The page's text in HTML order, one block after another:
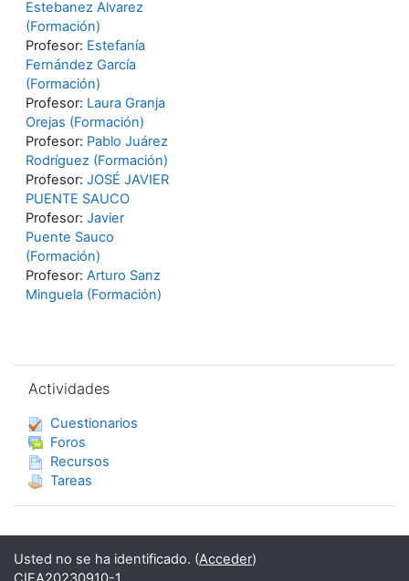
Estebanez Alvarez
(Formación)
Profesor: Estefanía
Fernández García
(Formación)
Profesor: Laura Granja
Orejas (Formación)
Profesor: Pablo Juárez
Rodríguez (Formación)
Profesor: JOSÉ JAVIER
PUENTE SAUCO
Profesor: Javier
Puente Sauco
(Formación)
Profesor: Arturo Sanz
Minguela (Formación)
Actividades
Cuestionarios
Foros
Recursos
Tareas
Usted no se ha identificado. (Acceder)